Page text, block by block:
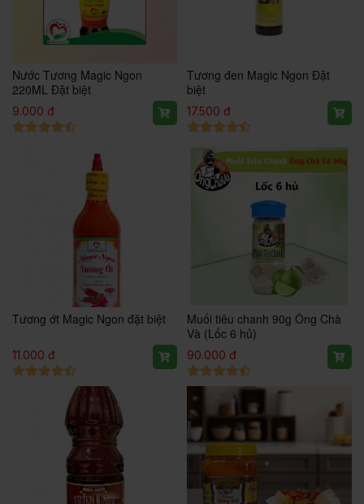
Nước Tương Magic Ngon
220ML Đặt biệt
9.000 đ
Tương đen Magic Ngon Đặt
biệt
17.500 đ
Tương ớt Magic Ngon đặt biệt
11.000 đ
Muối tiêu chanh 90g Ông Chà
Và (Lốc 6 hủ)
90.000 đ